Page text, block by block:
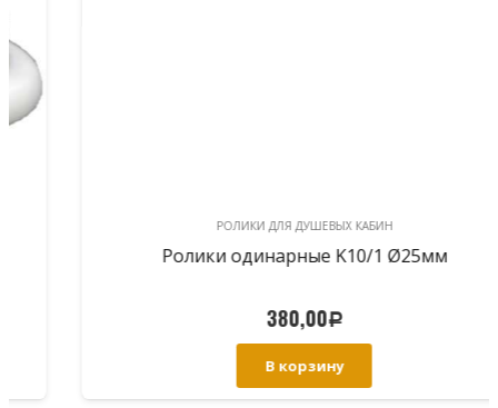
РОЛИКИ ДЛЯ ДУШЕВЫХ КАБИН
Ролики одинарные K10/1 Ø25мм
380,00Р
В корзину